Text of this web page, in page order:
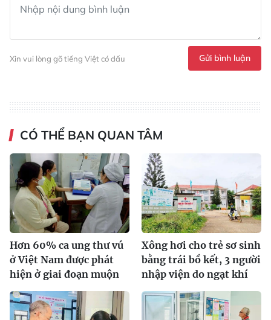
Xin vui lòng gõ tiếng Việt có dấu Gửi bình luận
CÓ THỂ BẠN QUAN TÂM
Hơn 60% ca ung thư vú
ở Việt Nam được phát
hiện ở giai đoạn muộn
Xông hơi cho trẻ sơ sinh
bằng trái bồ kết, 3 người
nhập viện do ngạt khí